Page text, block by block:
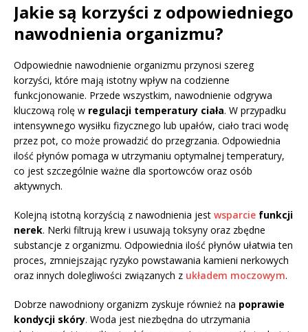
Jakie są korzyści z odpowiedniego
nawodnienia organizmu?
Odpowiednie nawodnienie organizmu przynosi szereg
korzyści, które mają istotny wpływ na codzienne
funkcjonowanie. Przede wszystkim, nawodnienie odgrywa
kluczową rolę w regulacji temperatury ciała. W przypadku
intensywnego wysiłku fizycznego lub upałów, ciało traci wodę
przez pot, co może prowadzić do przegrzania. Odpowiednia
ilość płynów pomaga w utrzymaniu optymalnej temperatury,
co jest szczególnie ważne dla sportowców oraz osób
aktywnych.
Kolejną istotną korzyścią z nawodnienia jest wsparcie funkcji
nerek. Nerki filtrują krew i usuwają toksyny oraz zbędne
substancje z organizmu. Odpowiednia ilość płynów ułatwia ten
proces, zmniejszając ryzyko powstawania kamieni nerkowych
oraz innych dolegliwości związanych z układem moczowym.
Dobrze nawodniony organizm zyskuje również na poprawie
kondycji skóry. Woda jest niezbędna do utrzymania